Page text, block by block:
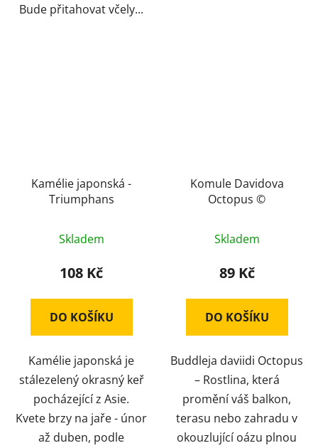
Bude přitahovat včely...
Kamélie japonská -
Triumphans
Skladem
108 Kč
DO KOŠÍKU
Kamélie japonská je
stálezelený okrasný keř
pocházející z Asie.
Kvete brzy na jaře - únor
až duben, podle
Komule Davidova
Octopus ©
Skladem
89 Kč
DO KOŠÍKU
Buddleja daviidi Octopus
– Rostlina, která
promění váš balkon,
terasu nebo zahradu v
okouzlující oázu plnou